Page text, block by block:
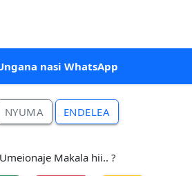
nasi WhatsApp
NYUMA ENDELEA
Umeionaje Makala hii.. ?